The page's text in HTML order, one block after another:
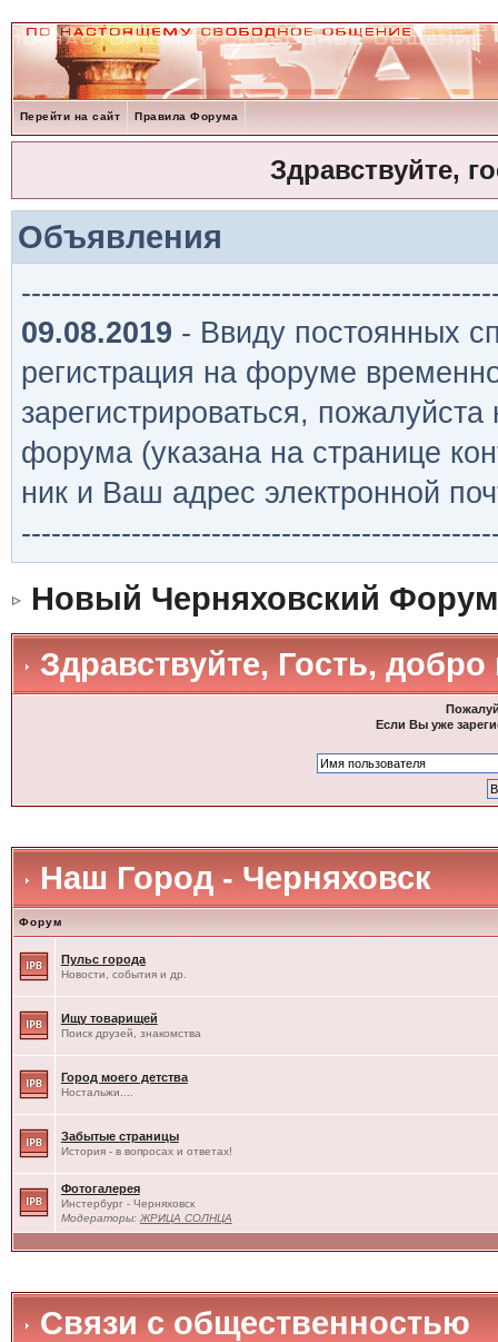
Перейти на сайт Правила Форума
Здравствуйте,
Объявления
09.08.2019 - Ввиду постоянных
регистрация на форуме
зарегистрироваться,
форума (указана на странице
ник и Ваш адрес электронной
Новый Черняховский Форум
Здравствуйте, Гость,
Если Вы уже
Наш Город - Черняховск
Форум
Пульс города
Новости, события и др.
Ищу товарищей
Поиск друзей, знакомства
Город моего детства
Ностальжи....
Забытые страницы
История - в вопросах и ответах!
Фотогалерея
Инстербург - Черняховск
Модераторы: ЖРИЦА СОЛНЦА
Связи с общественностью